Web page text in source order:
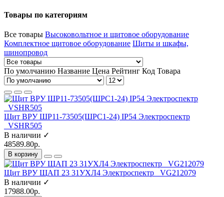
Товары по категориям
Все товары Высоковольтное и щитовое оборудование
Комплектное щитовое оборудование Щиты и шкафы,
шинопровод
По умолчанию Название Цена Рейтинг Код Товара
Щит ВРУ ШР11-73505(ШРС1-24) IP54 Электроспектр
_VSHR505
В наличии ✓
48589.80р.
В корзину
Щит ВРУ ЩАП 23 31УХЛ4 Электроспектр _VG212079
В наличии ✓
17988.00р.